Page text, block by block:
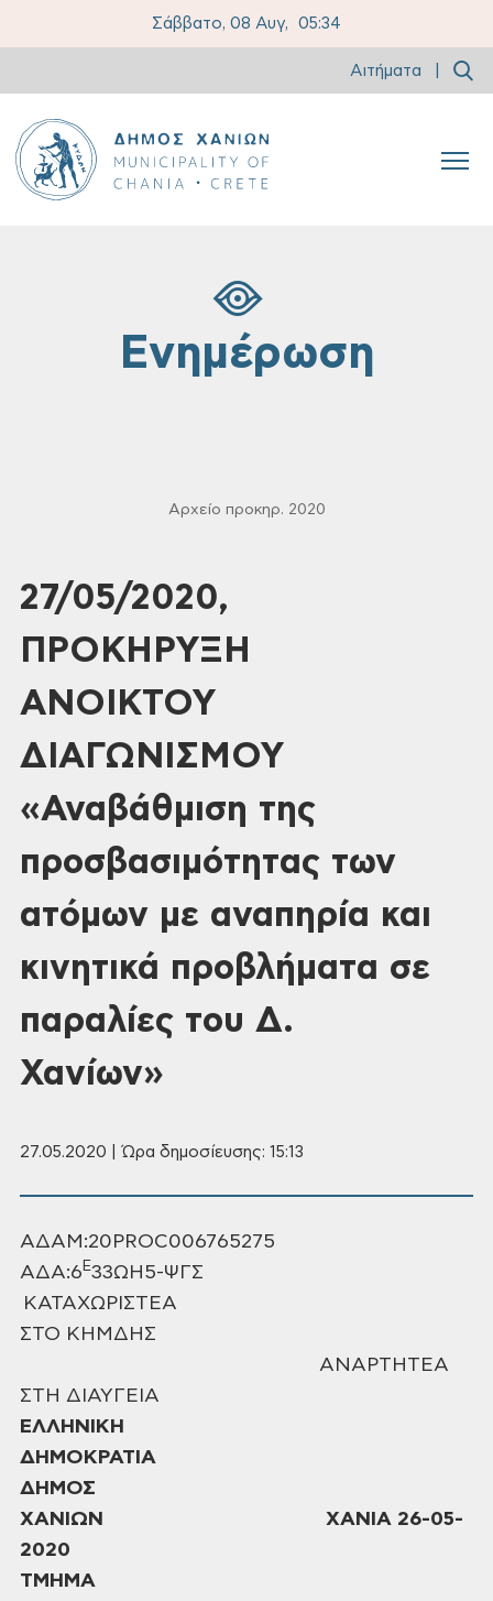
Σάββατο, 08 Αυγ, 05:34
Αιτήματα
Ενημέρωση
Αρχείο προκηρ. 2020
27/05/2020,
ΠΡΟΚΗΡΥΞΗ
ΑΝΟΙΚΤΟΥ
ΔΙΑΓΩΝΙΣΜΟΥ
«Αναβάθμιση της
προσβασιμότητας των
ατόμων με αναπηρία και
κινητικά προβλήματα σε
παραλίες του Δ.
Χανίων»
27.05.2020 | Ώρα δημοσίευσης: 15:13
ΑΔΑΜ:20PROC006765275
ΑΔΑ:6 Ε33ΩΗ5-ΨΓΣ
ΚΑΤΑΧΩΡΙΣΤΕΑ
ΣΤΟ ΚΗΜΔΗΣ
ΑΝΑΡΤΗΤΕΑ
ΣΤΗ ΔΙΑΥΓΕΙΑ
ΕΛΛΗΝΙΚΗ
ΔΗΜΟΚΡΑΤΙΑ
ΔΗΜΟΣ
ΧΑΝΙΩΝ ΧΑΝΙΑ 26-05-
2020
ΤΜΗΜΑ